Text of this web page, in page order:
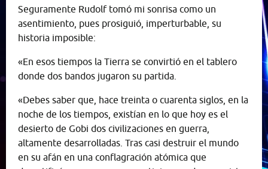
Seguramente Rudolf tomó mi sonrisa como un
asentimiento, pues prosiguió, imperturbable, su
historia imposible:
«En esos tiempos la Tierra se convirtió en el tablero
donde dos bandos jugaron su partida.
«Debes saber que, hace treinta o cuarenta siglos, en la
noche de los tiempos, existían en lo que hoy es el
desierto de Gobi dos civilizaciones en guerra,
altamente desarrolladas. Tras casi destruir el mundo
en su afán en una conflagración atómica que